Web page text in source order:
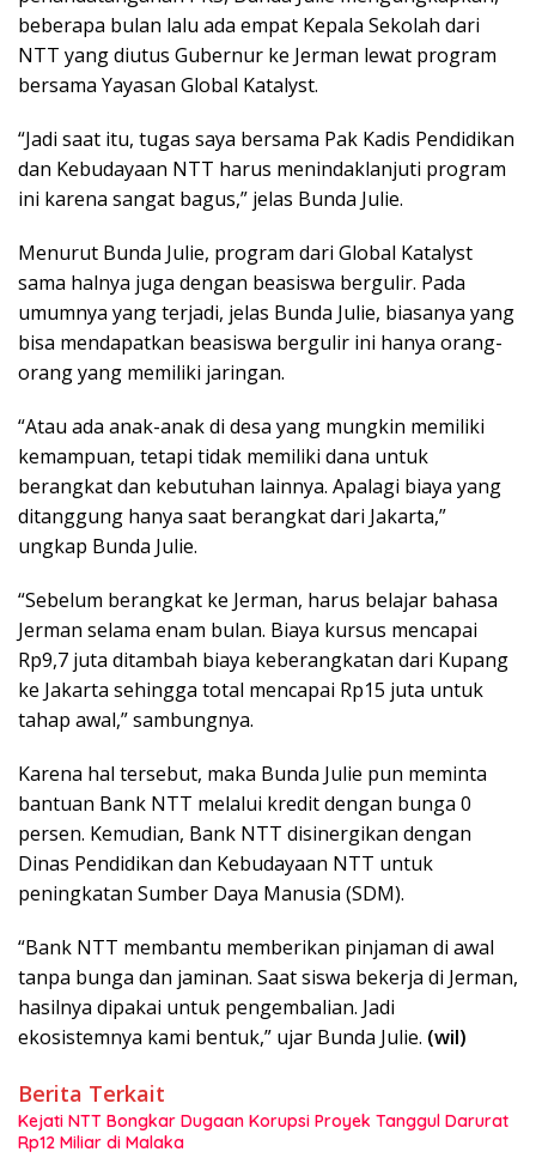
beberapa bulan lalu ada empat Kepala Sekolah dari
NTT yang diutus Gubernur ke Jerman lewat program
bersama Yayasan Global Katalyst.
“Jadi saat itu, tugas saya bersama Pak Kadis Pendidikan
dan Kebudayaan NTT harus menindaklanjuti program
ini karena sangat bagus,” jelas Bunda Julie.
Menurut Bunda Julie, program dari Global Katalyst
sama halnya juga dengan beasiswa bergulir. Pada
umumnya yang terjadi, jelas Bunda Julie, biasanya yang
bisa mendapatkan beasiswa bergulir ini hanya orang-
orang yang memiliki jaringan.
“Atau ada anak-anak di desa yang mungkin memiliki
kemampuan, tetapi tidak memiliki dana untuk
berangkat dan kebutuhan lainnya. Apalagi biaya yang
ditanggung hanya saat berangkat dari Jakarta,”
ungkap Bunda Julie.
“Sebelum berangkat ke Jerman, harus belajar bahasa
Jerman selama enam bulan. Biaya kursus mencapai
Rp9,7 juta ditambah biaya keberangkatan dari Kupang
ke Jakarta sehingga total mencapai Rp15 juta untuk
tahap awal,” sambungnya.
Karena hal tersebut, maka Bunda Julie pun meminta
bantuan Bank NTT melalui kredit dengan bunga 0
persen. Kemudian, Bank NTT disinergikan dengan
Dinas Pendidikan dan Kebudayaan NTT untuk
peningkatan Sumber Daya Manusia (SDM).
“Bank NTT membantu memberikan pinjaman di awal
tanpa bunga dan jaminan. Saat siswa bekerja di Jerman,
hasilnya dipakai untuk pengembalian. Jadi
ekosistemnya kami bentuk,” ujar Bunda Julie. (wil)
Berita Terkait
Kejati NTT Bongkar Dugaan Korupsi Proyek Tanggul Darurat
Rp12 Miliar di Malaka